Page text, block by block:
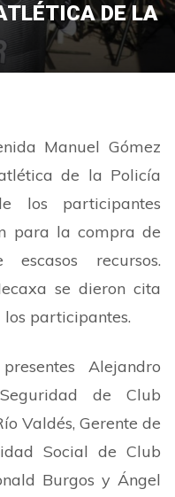
DE LA
Manuel Gómez
de la Policía
los participantes
para la compra de
recursos.
se dieron cita
participantes.
Alejandro
de Club
Valdés, Gerente de
Social de Club
Burgos y Ángel